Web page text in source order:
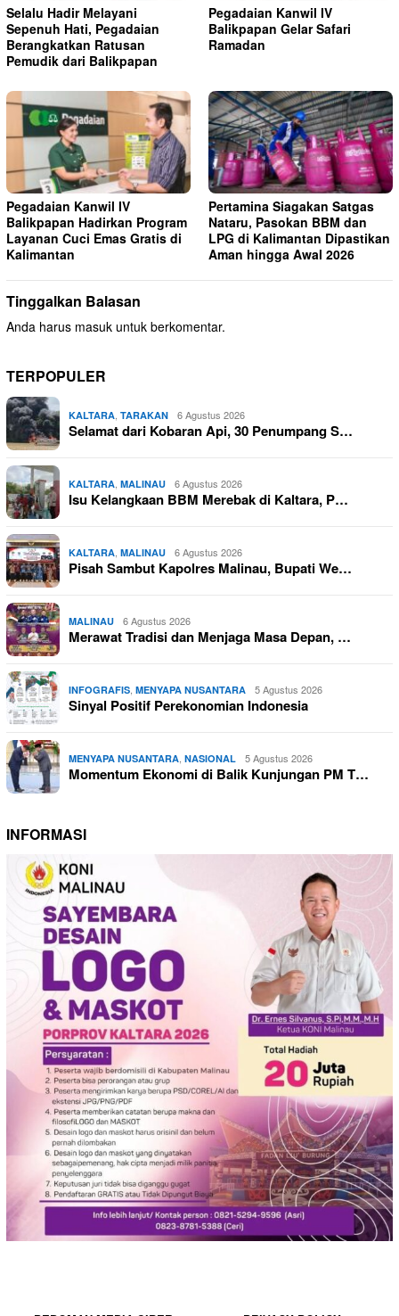
Selalu Hadir Melayani
Sepenuh Hati, Pegadaian
Berangkatkan Ratusan
Pemudik dari Balikpapan
Pegadaian Kanwil IV
Balikpapan Gelar Safari
Ramadan
Pegadaian Kanwil IV
Balikpapan Hadirkan Program
Layanan Cuci Emas Gratis di
Kalimantan
Pertamina Siagakan Satgas
Nataru, Pasokan BBM dan
LPG di Kalimantan Dipastikan
Aman hingga Awal 2026
Tinggalkan Balasan
Anda harus masuk untuk berkomentar.
TERPOPULER
KALTARA, TARAKAN 6 Agustus 2026
Selamat dari Kobaran Api, 30 Penumpang S…
KALTARA, MALINAU 6 Agustus 2026
Isu Kelangkaan BBM Merebak di Kaltara, P…
KALTARA, MALINAU 6 Agustus 2026
Pisah Sambut Kapolres Malinau, Bupati We…
MALINAU 6 Agustus 2026
Merawat Tradisi dan Menjaga Masa Depan, …
INFOGRAFIS, MENYAPA NUSANTARA 5 Agustus 2026
Sinyal Positif Perekonomian Indonesia
MENYAPA NUSANTARA, NASIONAL 5 Agustus 2026
Momentum Ekonomi di Balik Kunjungan PM T…
INFORMASI